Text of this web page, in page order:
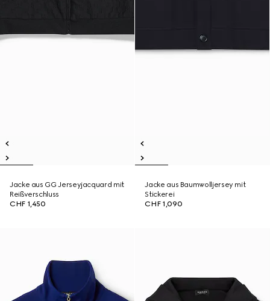
Jacke aus GG Jerseyjacquard mit
Reißverschluss
CHF 1,450
Jacke aus Baumwolljersey mit
Stickerei
CHF 1,090